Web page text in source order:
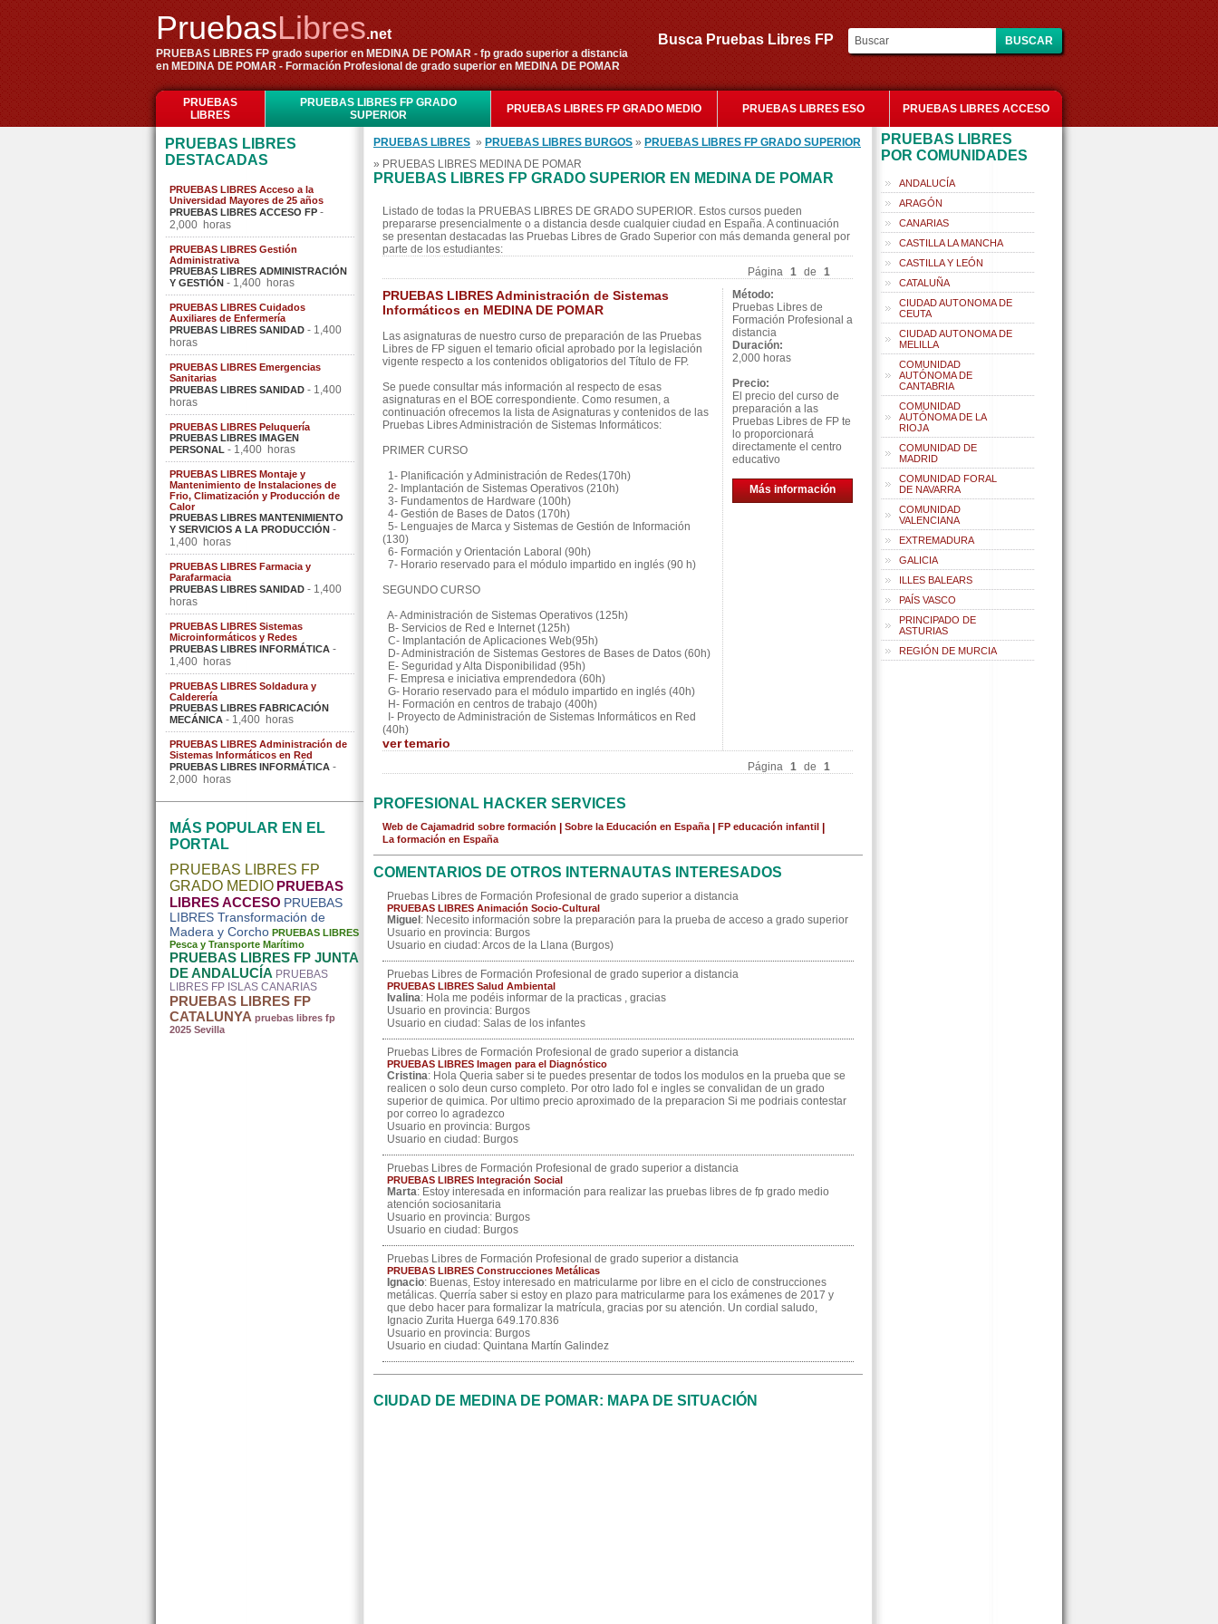
PruebasLibres.net
PRUEBAS LIBRES FP grado superior en MEDINA DE POMAR - fp grado superior a distancia
en MEDINA DE POMAR - Formación Profesional de grado superior en MEDINA DE POMAR
Busca Pruebas Libres FP
PRUEBAS
LIBRES
PRUEBAS LIBRES FP GRADO
SUPERIOR
PRUEBAS LIBRES FP GRADO MEDIO PRUEBAS LIBRES ESO PRUEBAS LIBRES ACCESO
PRUEBAS LIBRES
DESTACADAS
PRUEBAS LIBRES Acceso a la
Universidad Mayores de 25 años
PRUEBAS LIBRES ACCESO FP -
2,000 horas
PRUEBAS LIBRES Gestión
Administrativa
PRUEBAS LIBRES ADMINISTRACIÓN
Y GESTIÓN - 1,400 horas
PRUEBAS LIBRES Cuidados
Auxiliares de Enfermería
PRUEBAS LIBRES SANIDAD - 1,400
horas
PRUEBAS LIBRES Emergencias
Sanitarias
PRUEBAS LIBRES SANIDAD - 1,400
horas
PRUEBAS LIBRES Peluquería
PRUEBAS LIBRES IMAGEN
PERSONAL - 1,400 horas
PRUEBAS LIBRES Montaje y
Mantenimiento de Instalaciones de
Frio, Climatización y Producción de
Calor
PRUEBAS LIBRES MANTENIMIENTO
Y SERVICIOS A LA PRODUCCIÓN -
1,400 horas
PRUEBAS LIBRES Farmacia y
Parafarmacia
PRUEBAS LIBRES SANIDAD - 1,400
horas
PRUEBAS LIBRES Sistemas
Microinformáticos y Redes
PRUEBAS LIBRES INFORMÁTICA -
1,400 horas
PRUEBAS LIBRES Soldadura y
Calderería
PRUEBAS LIBRES FABRICACIÓN
MECÁNICA - 1,400 horas
PRUEBAS LIBRES Administración de
Sistemas Informáticos en Red
PRUEBAS LIBRES INFORMÁTICA -
2,000 horas
MÁS POPULAR EN EL
PORTAL
PRUEBAS LIBRES FP
GRADO MEDIO PRUEBAS
LIBRES ACCESO PRUEBAS
LIBRES Transformación de
Madera y Corcho PRUEBAS LIBRES
Pesca y Transporte Marítimo
PRUEBAS LIBRES FP JUNTA
DE ANDALUCÍA PRUEBAS
LIBRES FP ISLAS CANARIAS
PRUEBAS LIBRES FP
CATALUNYA pruebas libres fp
2025 Sevilla
PRUEBAS LIBRES » PRUEBAS LIBRES BURGOS » PRUEBAS LIBRES FP GRADO SUPERIOR
» PRUEBAS LIBRES MEDINA DE POMAR
PRUEBAS LIBRES FP GRADO SUPERIOR EN MEDINA DE POMAR
Listado de todas la PRUEBAS LIBRES DE GRADO SUPERIOR. Estos cursos pueden
prepararse presencialmente o a distancia desde cualquier ciudad en España. A continuación
se presentan destacadas las Pruebas Libres de Grado Superior con más demanda general por
parte de los estudiantes:
Página 1 de 1
PRUEBAS LIBRES Administración de Sistemas
Informáticos en MEDINA DE POMAR
Las asignaturas de nuestro curso de preparación de las Pruebas
Libres de FP siguen el temario oficial aprobado por la legislación
vigente respecto a los contenidos obligatorios del Título de FP.
Se puede consultar más información al respecto de esas
asignaturas en el BOE correspondiente. Como resumen, a
continuación ofrecemos la lista de Asignaturas y contenidos de las
Pruebas Libres Administración de Sistemas Informáticos:
PRIMER CURSO
1- Planificación y Administración de Redes(170h)
2- Implantación de Sistemas Operativos (210h)
3- Fundamentos de Hardware (100h)
4- Gestión de Bases de Datos (170h)
5- Lenguajes de Marca y Sistemas de Gestión de Información
(130)
6- Formación y Orientación Laboral (90h)
7- Horario reservado para el módulo impartido en inglés (90 h)
SEGUNDO CURSO
A- Administración de Sistemas Operativos (125h)
B- Servicios de Red e Internet (125h)
C- Implantación de Aplicaciones Web(95h)
D- Administración de Sistemas Gestores de Bases de Datos (60h)
E- Seguridad y Alta Disponibilidad (95h)
F- Empresa e iniciativa emprendedora (60h)
G- Horario reservado para el módulo impartido en inglés (40h)
H- Formación en centros de trabajo (400h)
I- Proyecto de Administración de Sistemas Informáticos en Red
(40h)
vertemario
Método:
Pruebas Libres de
Formación Profesional a
distancia
Duración:
2,000 horas
Precio:
El precio del curso de
preparación a las
Pruebas Libres de FP te
lo proporcionará
directamente el centro
educativo
Más información
Página 1 de 1
PROFESIONAL HACKER SERVICES
Web de Cajamadrid sobre formación Sobre la Educación en España FP educación infantil
La formación en España
COMENTARIOS DE OTROS INTERNAUTAS INTERESADOS
Pruebas Libres de Formación Profesional de grado superior a distancia
PRUEBAS LIBRES Animación Socio-Cultural
Miguel : Necesito información sobre la preparación para la prueba de acceso a grado superior
Usuario en provincia: Burgos
Usuario en ciudad: Arcos de la Llana (Burgos)
Pruebas Libres de Formación Profesional de grado superior a distancia
PRUEBAS LIBRES Salud Ambiental
Ivalina: Hola me podéis informar de la practicas , gracias
Usuario en provincia: Burgos
Usuario en ciudad: Salas de los infantes
Pruebas Libres de Formación Profesional de grado superior a distancia
PRUEBAS LIBRES Imagen para el Diagnóstico
Cristina: Hola Queria saber si te puedes presentar de todos los modulos en la prueba que se
realicen o solo deun curso completo. Por otro lado fol e ingles se convalidan de un grado
superior de quimica. Por ultimo precio aproximado de la preparacion Si me podriais contestar
por correo lo agradezco
Usuario en provincia: Burgos
Usuario en ciudad: Burgos
Pruebas Libres de Formación Profesional de grado superior a distancia
PRUEBAS LIBRES Integración Social
Marta: Estoy interesada en información para realizar las pruebas libres de fp grado medio
atención sociosanitaria
Usuario en provincia: Burgos
Usuario en ciudad: Burgos
Pruebas Libres de Formación Profesional de grado superior a distancia
PRUEBAS LIBRES Construcciones Metálicas
Ignacio: Buenas, Estoy interesado en matricularme por libre en el ciclo de construcciones
metálicas. Querría saber si estoy en plazo para matricularme para los exámenes de 2017 y
que debo hacer para formalizar la matrícula, gracias por su atención. Un cordial saludo,
Ignacio Zurita Huerga 649.170.836
Usuario en provincia: Burgos
Usuario en ciudad: Quintana Martín Galindez
CIUDAD DE MEDINA DE POMAR: MAPA DE SITUACIÓN
PRUEBAS LIBRES
POR COMUNIDADES
ANDALUCÍA
ARAGÓN
CANARIAS
CASTILLA LA MANCHA
CASTILLA Y LEÓN
CATALUÑA
CIUDAD AUTONOMA DE
CEUTA
CIUDAD AUTONOMA DE
MELILLA
COMUNIDAD
AUTÓNOMA DE
CANTABRIA
COMUNIDAD
AUTÓNOMA DE LA
RIOJA
COMUNIDAD DE
MADRID
COMUNIDAD FORAL
DE NAVARRA
COMUNIDAD
VALENCIANA
EXTREMADURA
GALICIA
ILLES BALEARS
PAÍS VASCO
PRINCIPADO DE
ASTURIAS
REGIÓN DE MURCIA